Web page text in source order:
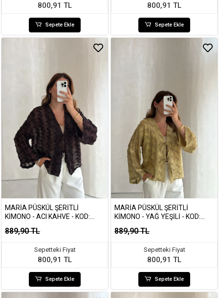
800,91 TL
Sepete Ekle
800,91 TL
Sepete Ekle
MARIA PÜSKÜL ŞERITLI
KIMONO - ACI KAHVE - KOD:
889,90 TL
Sepetteki Fiyat
800,91 TL
Sepete Ekle
MARIA PÜSKÜL ŞERITLI
KIMONO - YAĞ YEŞILI - KOD:
889,90 TL
Sepetteki Fiyat
800,91 TL
Sepete Ekle